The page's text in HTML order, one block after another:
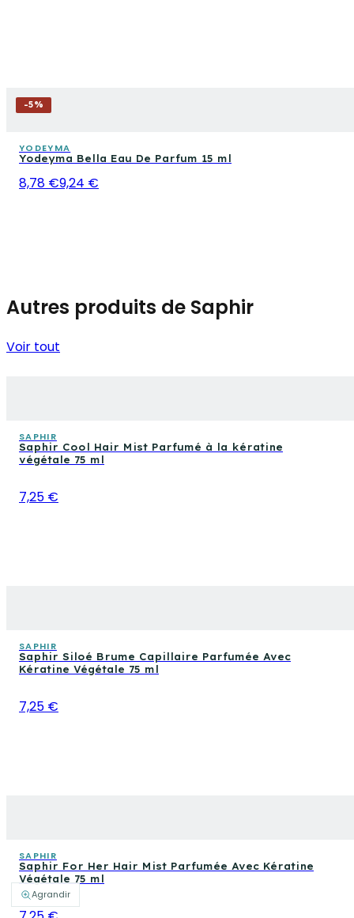
Agrandir
-5%
YODEYMA
Yodeyma Bella Eau De Parfum 15 ml
8,78 €9,24 €
Autres produits de Saphir
Voir tout
SAPHIR
Saphir Cool Hair Mist Parfumé à la kératine
végétale 75 ml
7,25 €
SAPHIR
Saphir Siloé Brume Capillaire Parfumée Avec
Kératine Végétale 75 ml
7,25 €
SAPHIR
Saphir For Her Hair Mist Parfumée Avec Kératine
Végétale 75 ml